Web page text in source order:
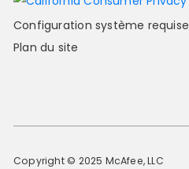
Configuration système requise
Plan du site
Copyright © 2025 McAfee, LLC